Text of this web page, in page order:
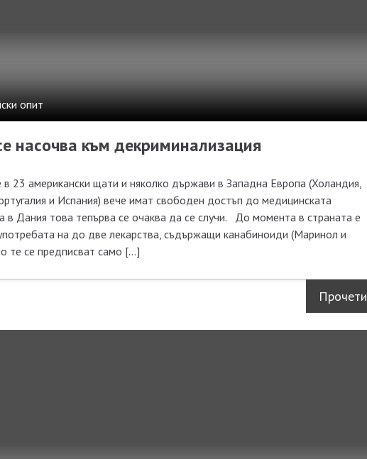
опит
насочва към декриминализация
в 23 американски щати и няколко държави в Западна Европа (Холандия,
и Испания) вече имат свободен достъп до медицинската
в Дания това тепърва се очаква да се случи. До момента в страната е
на до две лекарства, съдържащи канабиноиди (Маринол и
те се предписват само […]
Прочети